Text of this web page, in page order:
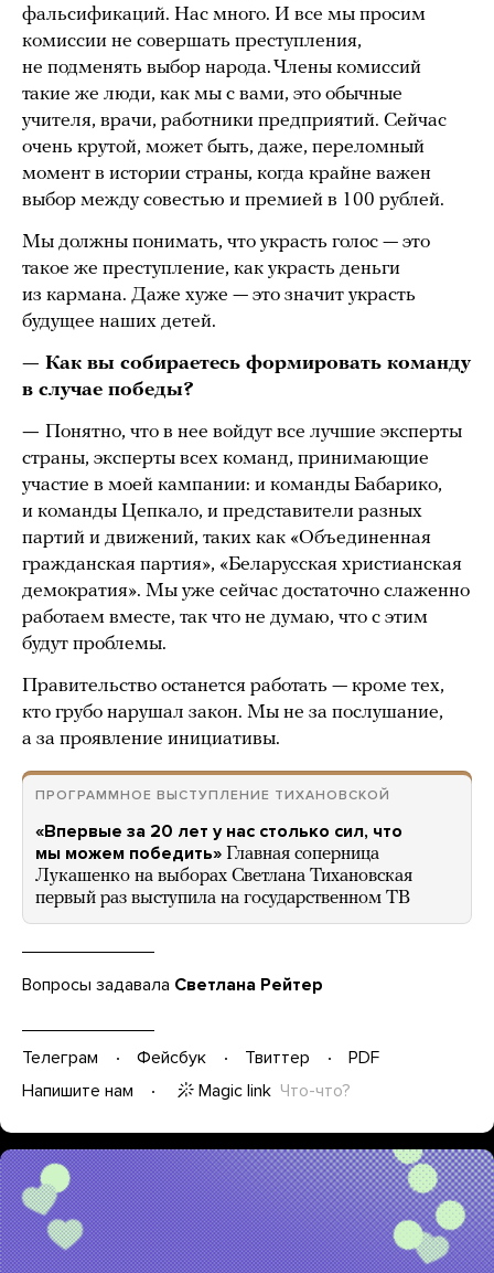
фальсификаций. Нас много. И все мы просим
комиссии не совершать преступления,
не подменять выбор народа. Члены комиссий
такие же люди, как мы с вами, это обычные
учителя, врачи, работники предприятий. Сейчас
очень крутой, может быть, даже, переломный
момент в истории страны, когда крайне важен
выбор между совестью и премией в 100 рублей.
Мы должны понимать, что украсть голос — это
такое же преступление, как украсть деньги
из кармана. Даже хуже — это значит украсть
будущее наших детей.
— Как вы собираетесь формировать команду
в случае победы?
— Понятно, что в нее войдут все лучшие эксперты
страны, эксперты всех команд, принимающие
участие в моей кампании: и команды Бабарико,
и команды Цепкало, и представители разных
партий и движений, таких как «Объединенная
гражданская партия», «Беларусская христианская
демократия». Мы уже сейчас достаточно слаженно
работаем вместе, так что не думаю, что с этим
будут проблемы.
Правительство останется работать — кроме тех,
кто грубо нарушал закон. Мы не за послушание,
а за проявление инициативы.
ПРОГРАММНОЕ ВЫСТУПЛЕНИЕ ТИХАНОВСКОЙ
«Впервые за 20 лет у нас столько сил, что
мы можем победить» Главная соперница
Лукашенко на выборах Светлана Тихановская
первый раз выступила на государственном ТВ
Вопросы задавала Светлана Рейтер
Телеграм Фейсбук Твиттер
PDF
Напишите нам
Magic link Что-что?